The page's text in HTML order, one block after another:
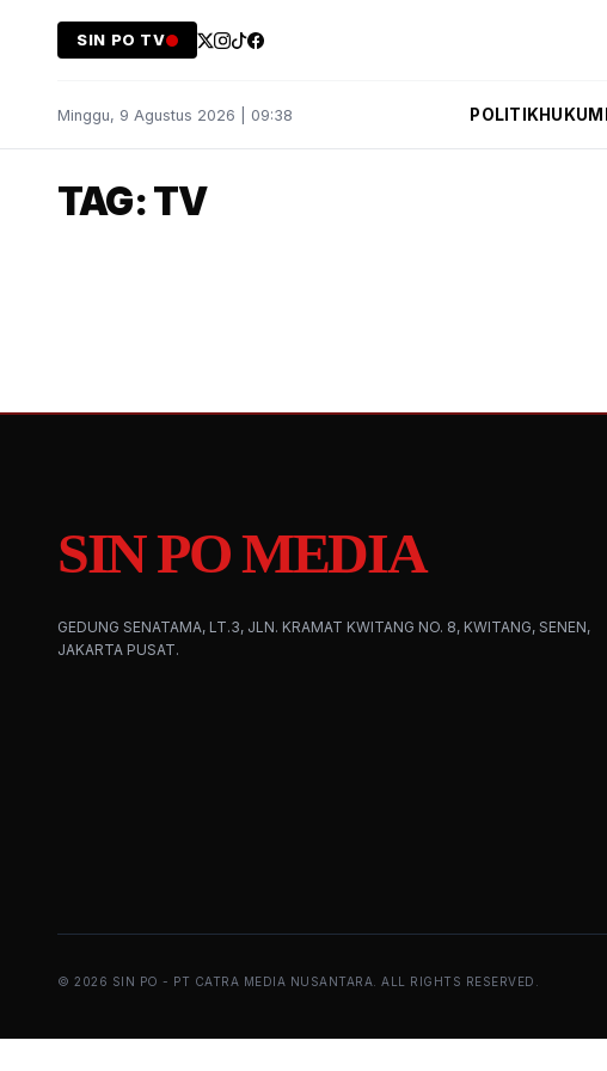
SIN PO TV
Minggu, 9 Agustus 2026 | 09:38 POLITIKHUKUM
TAG: TV
SIN PO MEDIA
GEDUNG SENATAMA, LT.3, JLN. KRAMAT KWITANG NO. 8, KWITANG, SENEN,
JAKARTA PUSAT.
© 2026 SIN PO - PT CATRA MEDIA NUSANTARA. ALL RIGHTS RESERVED.